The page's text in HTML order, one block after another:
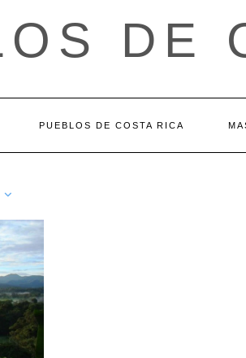
DE
PUEBLOS DE COSTA RICA